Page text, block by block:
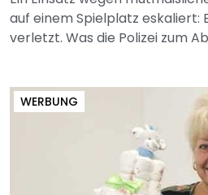
auf einem Spielplatz eskaliert:
verletzt. Was die Polizei zum
WERBUNG